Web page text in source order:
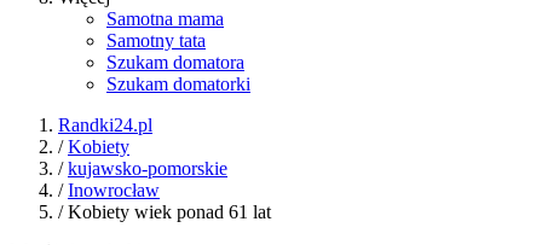
Samotna mama
Samotny tata
Szukam domatora
Szukam domatorki
Randki24.pl
/Kobiety
/kujawsko-pomorskie
/Inowrocław
/ Kobiety wiek ponad 61 lat